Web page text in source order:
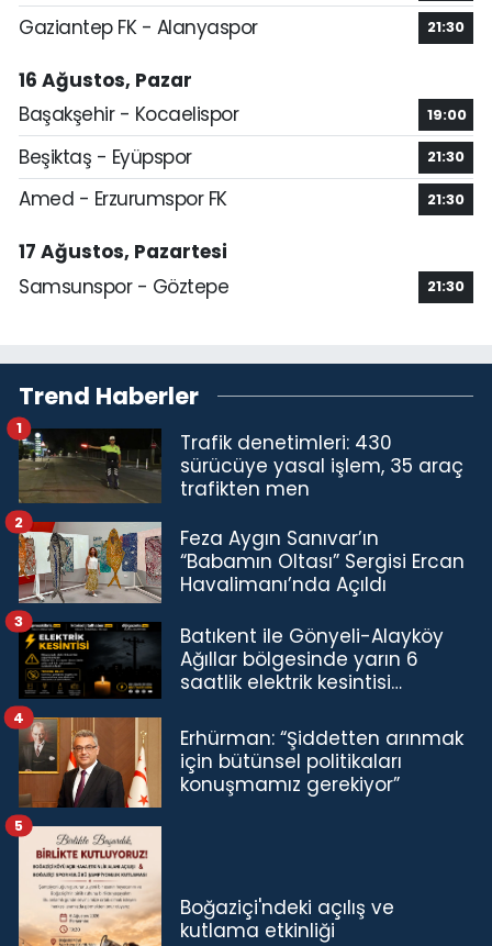
Gaziantep FK - Alanyaspor 21:30
16 Ağustos, Pazar
Başakşehir - Kocaelispor
19:00
Beşiktaş - Eyüpspor 21:30
Amed - Erzurumspor FK 21:30
17 Ağustos, Pazartesi
Samsunspor - Göztepe
21:30
Trend Haberler
Trafik denetimleri: 430
sürücüye yasal işlem, 35 araç
trafikten men
1
Feza Aygın Sanıvar’ın
“Babamın Oltası” Sergisi Ercan
Havalimanı’nda Açıldı
2
Batıkent ile Gönyeli-Alayköy
Ağıllar bölgesinde yarın 6
saatlik elektrik kesintisi…
3
Erhürman: “Şiddetten arınmak
için bütünsel politikaları
konuşmamız gerekiyor”
4
Boğaziçi'ndeki açılış ve
kutlama etkinliği
5